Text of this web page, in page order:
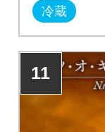
冷蔵
11